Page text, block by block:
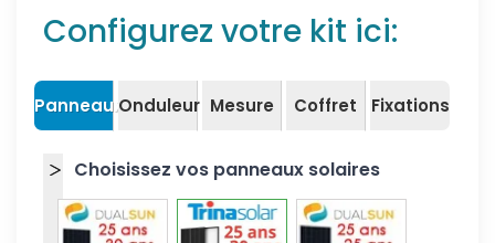
Configurez votre kit ici:
PanneauxOnduleur Mesure Coffret Fixations
Choisissez vos panneaux solaires